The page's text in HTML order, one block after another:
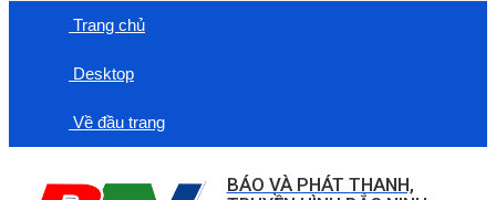
Trang chủ
Desktop
Về đầu trang
BÁO VÀ PHÁT THANH,